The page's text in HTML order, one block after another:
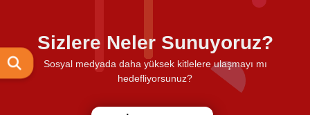
Sizlere Neler Sunuyoruz?
Sosyal medyada daha yüksek kitlelere ulaşmayı mı
hedefliyorsunuz?